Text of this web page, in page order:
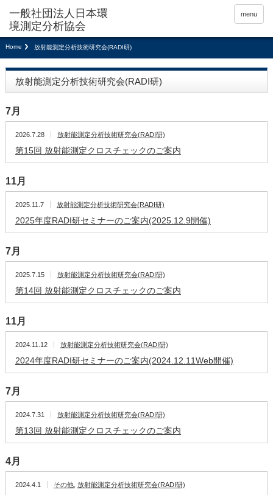
menu
Home 放射能測定分析技術研究会(RADI研)
放射能測定分析技術研究会(RADI研)
7月
2026.7.28 放射能測定分析技術研究会(RADI研)
第15回 放射能測定クロスチェックのご案内
11月
2025.11.7 放射能測定分析技術研究会(RADI研)
2025年度RADI研セミナーのご案内(2025.12.9開催)
7月
2025.7.15 放射能測定分析技術研究会(RADI研)
第14回 放射能測定クロスチェックのご案内
11月
2024.11.12 放射能測定分析技術研究会(RADI研)
2024年度RADI研セミナーのご案内(2024.12.11Web開催)
7月
2024.7.31 放射能測定分析技術研究会(RADI研)
第13回 放射能測定クロスチェックのご案内
4月
2024.4.1 その他, 放射能測定分析技術研究会(RADI研)